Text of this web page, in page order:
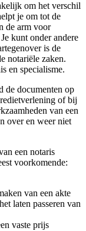
om het verschil
je om tot de
de arm voor
kunt onder andere
is de
notariële zaken.
en specialisme.
de documenten op
of bij
van een
over en weer niet
een notaris
voorkomende:
van een akte
laten passeren van
vaste prijs